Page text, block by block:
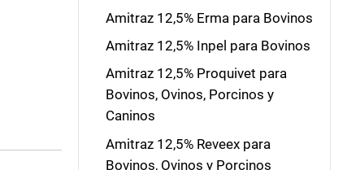
Amitraz 12,5% Erma para Bovinos
Amitraz 12,5% Inpel para Bovinos
Amitraz 12,5% Proquivet para
Bovinos, Ovinos, Porcinos y
Caninos
Amitraz 12,5% Reveex para
Bovinos, Ovinos y Porcinos